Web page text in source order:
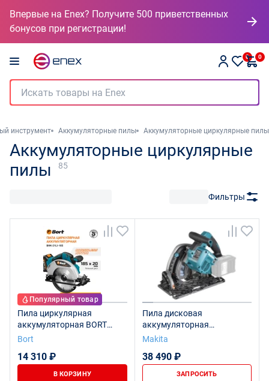
Впервые на Enex? Получите 500 приветственных
бонусов при регистрации!
0 0
инструмент Аккумуляторные пилы Аккумуляторные циркулярные пилы
Аккумуляторные циркулярные
пилы
85
Фильтры
Популярный товар
Пила циркулярная
аккумуляторная BORT
BHK-21Li-185 (2*3,0 Ач +
Bort
14 310 ₽
В КОРЗИНУ
Пила дисковая
аккумуляторная
SP001GZ02
Makita
38 490 ₽
ЗАПРОСИТЬ